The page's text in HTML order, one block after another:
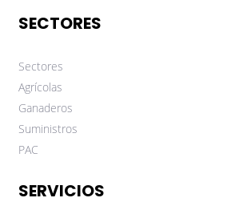
SECTORES
Sectores
Agrícolas
Ganaderos
Suministros
PAC
SERVICIOS